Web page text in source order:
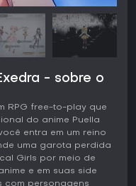
- sobre o
RPG free-to-play que
do anime Puella
entra em um reino
uma garota perdida
Girls por meio de
e em suas side
com personagens